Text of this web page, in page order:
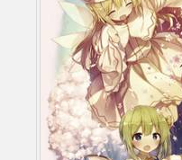
同人社团列表
同人志分类
同人专辑分类